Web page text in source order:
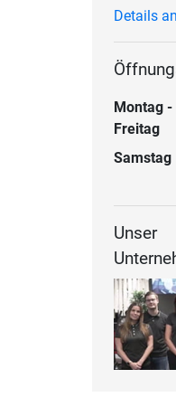
Details
Montag -
Freitag
Samstag
Unser